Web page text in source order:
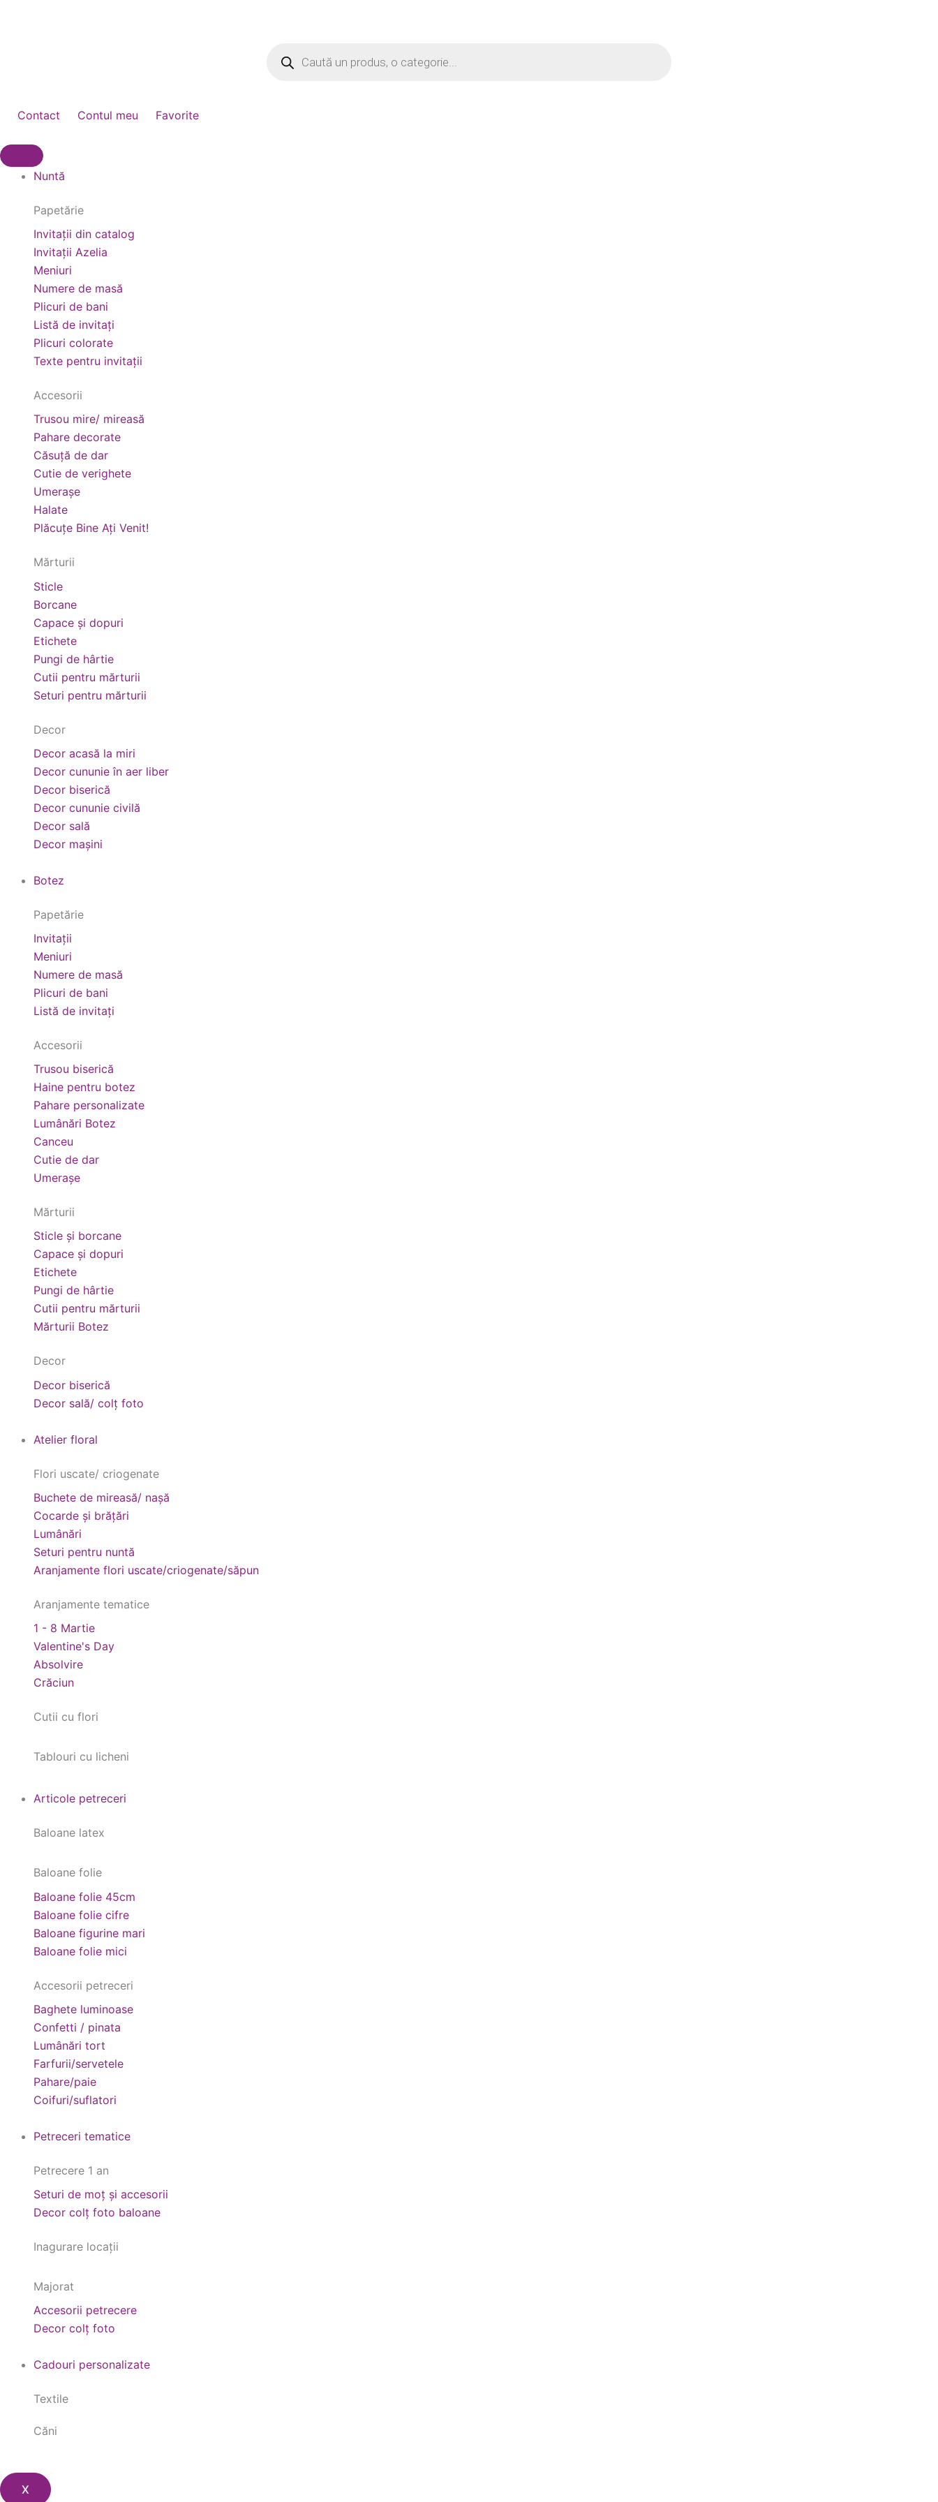
search
Contact Contul meu Favorite
Nuntă
Papetărie
Invitații din catalog
Invitații Azelia
Meniuri
Numere de masă
Plicuri de bani
Listă de invitați
Plicuri colorate
Texte pentru invitații
Accesorii
Trusou mire/ mireasă
Pahare decorate
Căsuță de dar
Cutie de verighete
Umerașe
Halate
Plăcuțe Bine Ați Venit!
Mărturii
Sticle
Borcane
Capace și dopuri
Etichete
Pungi de hârtie
Cutii pentru mărturii
Seturi pentru mărturii
Decor
Decor acasă la miri
Decor cununie în aer liber
Decor biserică
Decor cununie civilă
Decor sală
Decor mașini
Botez
Papetărie
Invitații
Meniuri
Numere de masă
Plicuri de bani
Listă de invitați
Accesorii
Trusou biserică
Haine pentru botez
Pahare personalizate
Lumânări Botez
Canceu
Cutie de dar
Umerașe
Mărturii
Sticle și borcane
Capace și dopuri
Etichete
Pungi de hârtie
Cutii pentru mărturii
Mărturii Botez
Decor
Decor biserică
Decor sală/ colț foto
Atelier floral
Flori uscate/ criogenate
Buchete de mireasă/ nașă
Cocarde și brățări
Lumânări
Seturi pentru nuntă
Aranjamente flori uscate/criogenate/săpun
Aranjamente tematice
1 - 8 Martie
Valentine's Day
Absolvire
Crăciun
Cutii cu flori
Tablouri cu licheni
Articole petreceri
Baloane latex
Baloane folie
Baloane folie 45cm
Baloane folie cifre
Baloane figurine mari
Baloane folie mici
Accesorii petreceri
Baghete luminoase
Confetti / pinata
Lumânări tort
Farfurii/servetele
Pahare/paie
Coifuri/suflatori
Petreceri tematice
Petrecere 1 an
Seturi de moț și accesorii
Decor colț foto baloane
Inagurare locații
Majorat
Accesorii petrecere
Decor colț foto
Cadouri personalizate
Textile
Căni
X